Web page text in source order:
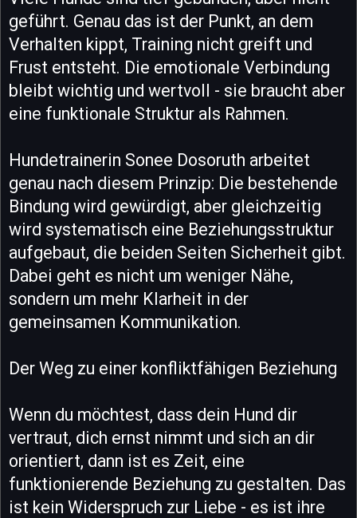
geführt. Genau das ist der Punkt, an dem
Verhalten kippt, Training nicht greift und
Frust entsteht. Die emotionale Verbindung
bleibt wichtig und wertvoll - sie braucht aber
eine funktionale Struktur als Rahmen.
Hundetrainerin Sonee Dosoruth arbeitet
genau nach diesem Prinzip: Die bestehende
Bindung wird gewürdigt, aber gleichzeitig
wird systematisch eine Beziehungsstruktur
aufgebaut, die beiden Seiten Sicherheit gibt.
Dabei geht es nicht um weniger Nähe,
sondern um mehr Klarheit in der
gemeinsamen Kommunikation.
Der Weg zu einer konfliktfähigen Beziehung
Wenn du möchtest, dass dein Hund dir
vertraut, dich ernst nimmt und sich an dir
orientiert, dann ist es Zeit, eine
funktionierende Beziehung zu gestalten. Das
ist kein Widerspruch zur Liebe - es ist ihre